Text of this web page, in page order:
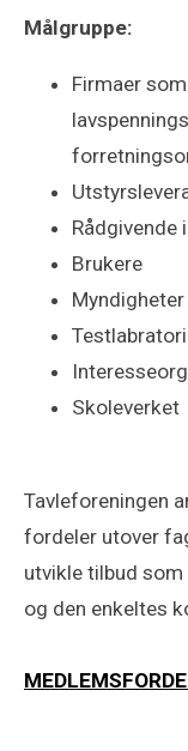
Målgruppe:
Firmaer
Rådgivende
Brukere
Myndigheter
Skoleverket
Tavleforeningen
fordeler utover
utvikle tilbud
og den enkeltes